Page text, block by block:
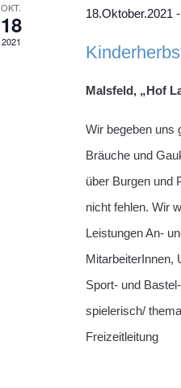
OKT.
18
2021
18.Oktober.2021-
Malsfeld, „Hof
Wir begeben uns
Bräuche und
über Burgen und
nicht fehlen. Wir
Leistungen An-
MitarbeiterInnen,
Sport- und
spielerisch/
Freizeitleitung